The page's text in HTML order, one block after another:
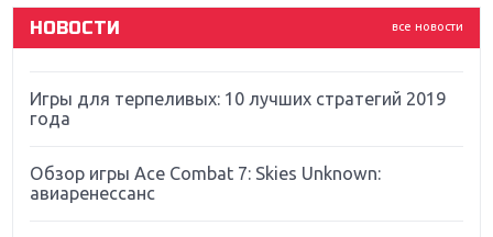
все новости
НОВОСТИ
Far Cry 5: хвалить нельзя ругать
Игры для терпеливых: 10 лучших стратегий 2019
года
Обзор игры Ace Combat 7: Skies Unknown:
авиаренессанс